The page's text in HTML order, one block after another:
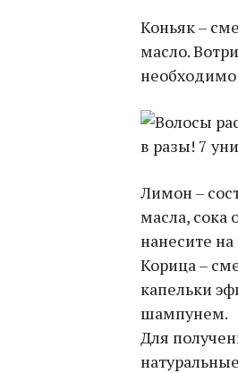
Коньяк –
масло.
Лимон –
масла, сока
нанесите
Корица –
капельки
шампунем.
Для